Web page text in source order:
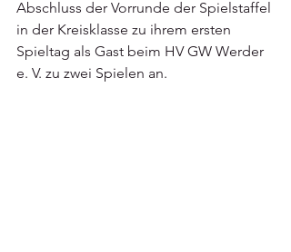
Abschluss der Vorrunde der Spielstaffel
in der Kreisklasse zu ihrem ersten
Spieltag als Gast beim HV GW Werder
e. V. zu zwei Spielen an.